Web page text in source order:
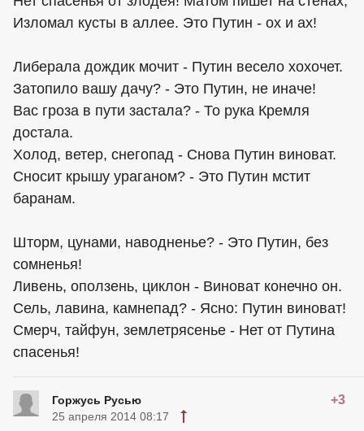
Изломал кусты в аллее. Это Путин - ох и ах!
Либерала дождик мочит - Путин весело хохочет.
Затопило вашу дачу? - Это Путин, не иначе!
Вас гроза в пути застала? - То рука Кремля
достала.
Холод, ветер, снегопад - Снова Путин виноват.
Сносит крышу ураганом? - Это Путин мстит
баранам.
Шторм, цунами, наводненье? - Это Путин, без
сомненья!
Ливень, оползень, циклон - Виноват конечно он.
Сель, лавина, камнепад? - Ясно: Путин виноват!
Смерч, тайфун, землетрясенье - Нет от Путина
спасенья!
Горжусь Русью +3
25 апреля 2014 08:17